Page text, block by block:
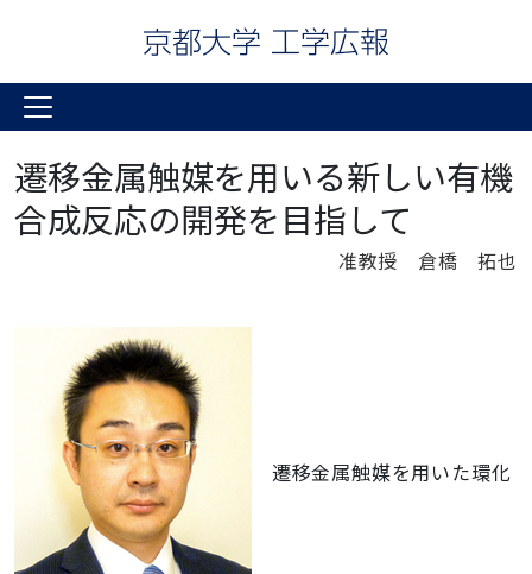
遷移金属触媒を用いる新しい有機
合成反応の開発を目指して
准教授 倉橋 拓也
遷移金属触媒を用いた環化